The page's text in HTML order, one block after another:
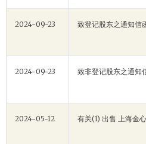
2024-09-23 致登记股东之通知信
2024-09-23 致非登记股东之通知
2024-05-12 有关(1) 出售 上海金